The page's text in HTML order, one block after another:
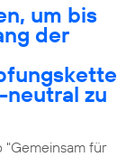
um bis
der
-neutral zu
für